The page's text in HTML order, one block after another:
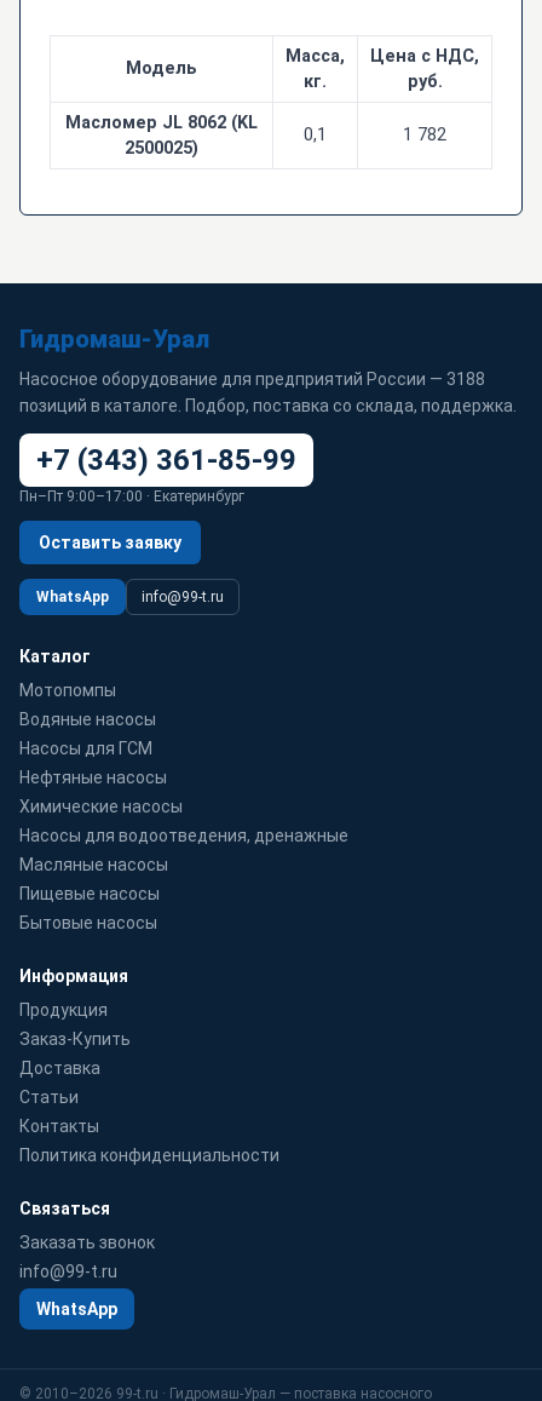
Модель
Масса,
кг.
Цена с НДС,
руб.
Масломер JL 8062 (KL
2500025)
0,1 1 782
Гидромаш-Урал
Насосное оборудование для предприятий России — 3188
позиций в каталоге. Подбор, поставка со склада, поддержка.
+7 (343) 361-85-99
Пн–Пт 9:00–17:00 · Екатеринбург
Оставить заявку
WhatsApp info@99-t.ru
Каталог
Мотопомпы
Водяные насосы
Насосы для ГСМ
Нефтяные насосы
Химические насосы
Насосы для водоотведения, дренажные
Масляные насосы
Пищевые насосы
Бытовые насосы
Информация
Продукция
Заказ-Купить
Доставка
Статьи
Контакты
Политика конфиденциальности
Связаться
Заказать звонок
info@99-t.ru
WhatsApp
© 2010–2026 99-t.ru · Гидромаш-Урал — поставка насосного